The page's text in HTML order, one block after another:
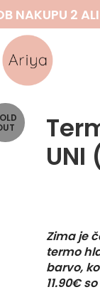
NAKUPU 2
UNI
Zima je
termo
barvo,
11.90€